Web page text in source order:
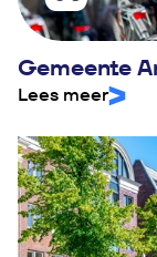
Gemeente
Lees meer